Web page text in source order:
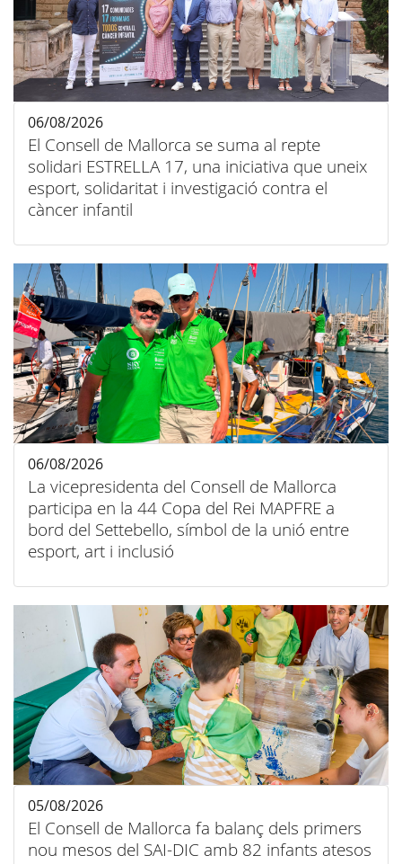
El Consell de Mallorca se suma al repte
solidari ESTRELLA 17, una iniciativa que uneix
esport, solidaritat i investigació contra el
càncer infantil
06/08/2026
La vicepresidenta del Consell de Mallorca
participa en la 44 Copa del Rei MAPFRE a
bord del Settebello, símbol de la unió entre
esport, art i inclusió
06/08/2026
El Consell de Mallorca fa balanç dels primers
nou mesos del SAI-DIC amb 82 infants atesos
05/08/2026